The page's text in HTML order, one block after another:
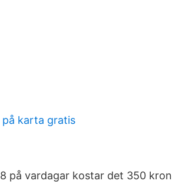
på karta gratis
på vardagar kostar det 350